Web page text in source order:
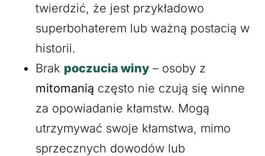
twierdzić, że jest przykładowo
superbohaterem lub ważną postacią w
historii.
Brak poczucia winy – osoby z
mitomanią często nie czują się winne
za opowiadanie kłamstw. Mogą
utrzymywać swoje kłamstwa, mimo
sprzecznych dowodów lub